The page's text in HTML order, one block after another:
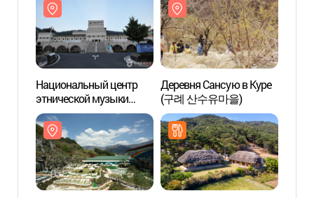
Национальный центр
этнической музыки
(국립민속국악원)
Деревня Сансую в Куре
(구례 산수유마을)